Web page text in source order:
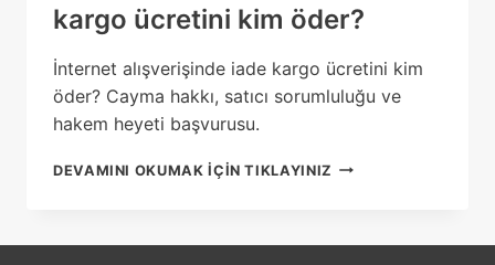
kargo ücretini kim öder?
İnternet alışverişinde iade kargo ücretini kim
öder? Cayma hakkı, satıcı sorumluluğu ve
hakem heyeti başvurusu.
DEVAMINI OKUMAK IÇIN TIKLAYINIZ INTERNET